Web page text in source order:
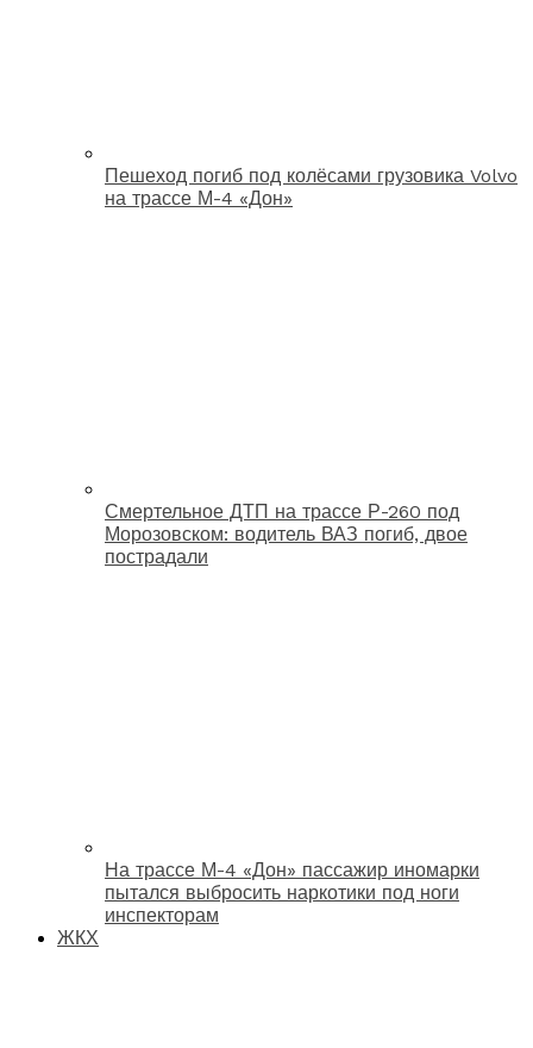
Пешеход погиб под колёсами грузовика Volvo
на трассе М-4 «Дон»
Смертельное ДТП на трассе Р-260 под
Морозовском: водитель ВАЗ погиб, двое
пострадали
На трассе М-4 «Дон» пассажир иномарки
пытался выбросить наркотики под ноги
инспекторам
ЖКХ